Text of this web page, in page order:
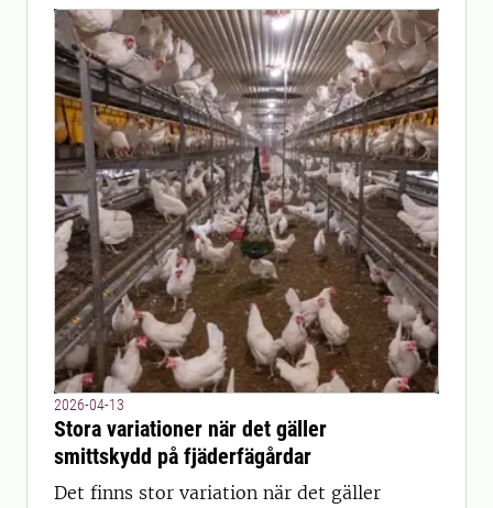
2026-04-13
Stora variationer när det gäller
smittskydd på fjäderfägårdar
Det finns stor variation när det gäller